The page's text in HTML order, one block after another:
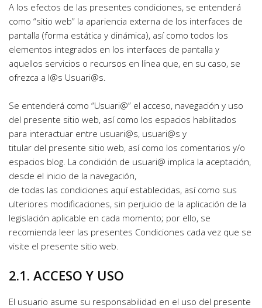
A los efectos de las presentes condiciones, se entenderá
como “sitio web” la apariencia externa de los interfaces de
pantalla (forma estática y dinámica), así como todos los
elementos integrados en los interfaces de pantalla y
aquellos servicios o recursos en línea que, en su caso, se
ofrezca a l@s Usuari@s.
Se entenderá como “Usuari@” el acceso, navegación y uso
del presente sitio web, así como los espacios habilitados
para interactuar entre usuari@s, usuari@s y
titular del presente sitio web, así como los comentarios y/o
espacios blog. La condición de usuari@ implica la aceptación,
desde el inicio de la navegación,
de todas las condiciones aquí establecidas, así como sus
ulteriores modificaciones, sin perjuicio de la aplicación de la
legislación aplicable en cada momento; por ello, se
recomienda leer las presentes Condiciones cada vez que se
visite el presente sitio web.
2.1. ACCESO Y USO
El usuario asume su responsabilidad en el uso del presente